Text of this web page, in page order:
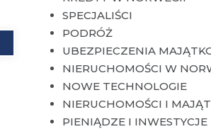
SPECJALIŚCI
PODRÓŻ
UBEZPIECZENIA
NIERUCHOMOŚCI W
NOWE TECHNOLOGIE
NIERUCHOMOŚCI I
PIENIĄDZE I INWESTYCJE